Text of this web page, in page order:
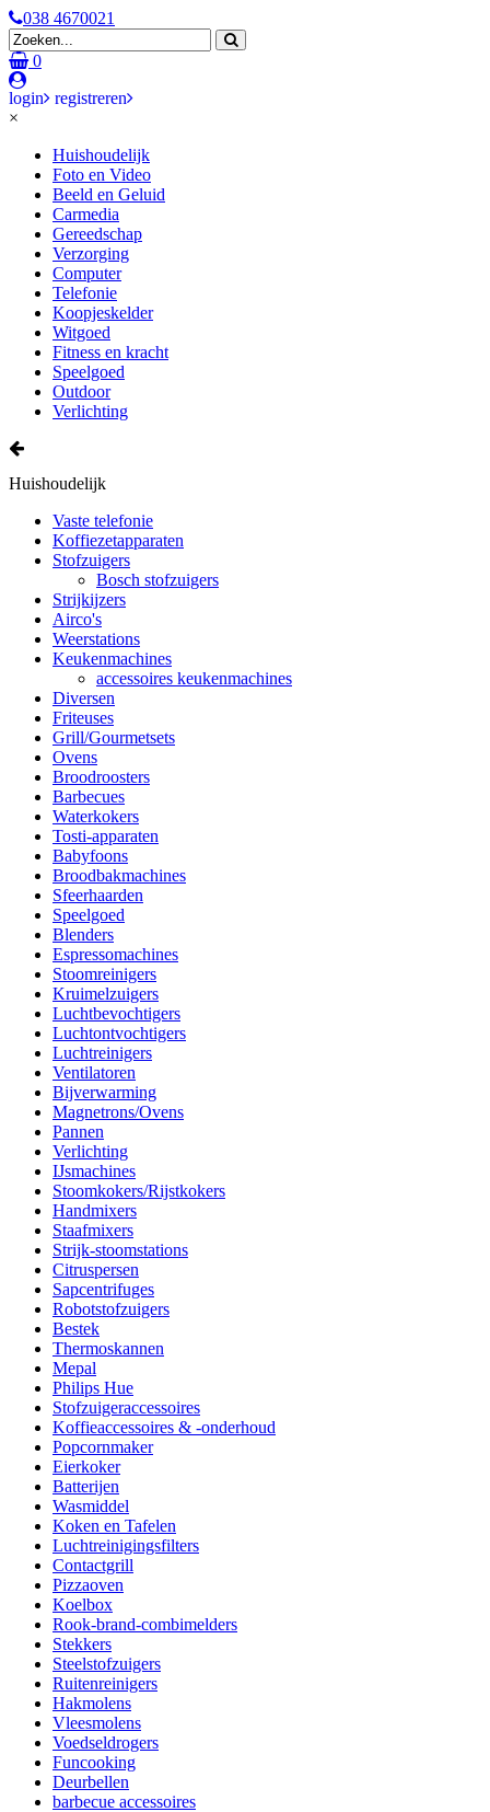
038 4670021
0
login
registreren
×
Huishoudelijk
Foto en Video
Beeld en Geluid
Carmedia
Gereedschap
Verzorging
Computer
Telefonie
Koopjeskelder
Witgoed
Fitness en kracht
Speelgoed
Outdoor
Verlichting
Huishoudelijk
Vaste telefonie
Koffiezetapparaten
Stofzuigers
Bosch stofzuigers
Strijkijzers
Airco's
Weerstations
Keukenmachines
accessoires keukenmachines
Diversen
Friteuses
Grill/Gourmetsets
Ovens
Broodroosters
Barbecues
Waterkokers
Tosti-apparaten
Babyfoons
Broodbakmachines
Sfeerhaarden
Speelgoed
Blenders
Espressomachines
Stoomreinigers
Kruimelzuigers
Luchtbevochtigers
Luchtontvochtigers
Luchtreinigers
Ventilatoren
Bijverwarming
Magnetrons/Ovens
Pannen
Verlichting
IJsmachines
Stoomkokers/Rijstkokers
Handmixers
Staafmixers
Strijk-stoomstations
Citruspersen
Sapcentrifuges
Robotstofzuigers
Bestek
Thermoskannen
Mepal
Philips Hue
Stofzuigeraccessoires
Koffieaccessoires & -onderhoud
Popcornmaker
Eierkoker
Batterijen
Wasmiddel
Koken en Tafelen
Luchtreinigingsfilters
Contactgrill
Pizzaoven
Koelbox
Rook-brand-combimelders
Stekkers
Steelstofzuigers
Ruitenreinigers
Hakmolens
Vleesmolens
Voedseldrogers
Funcooking
Deurbellen
barbecue accessoires